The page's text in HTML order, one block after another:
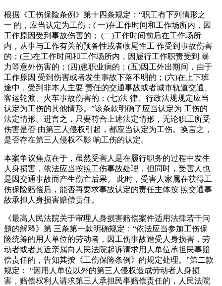
根据《工伤保险条例》第十四条规定：“职工有下列情形之
一 的，应当认定为工伤：( 一)在工作时间和工作场所内，因
工作原因受到事故伤害的； (二)工作时间前后在工作场所
内，从事与工作有关的预备性或者收尾性工 作受到事故伤害
的；(三)在工作时间和工作场所内，因履行工作职责受到 暴
力等意外伤害的；(四)患职业病的；(五)因工外出期间，由于
工作原因 受到伤害或者发生事故下落不明的；(六)在上下班
途中，受到非本人主要 责任的交通事故或者城市轨道交通、
客运轮渡、火车事故伤害的；(七)法 律、行政法规规定应当
认定为工伤的其他情形。”该条款明确了应当认定为 工伤的
法定情形。进言之，只要符合上述法定情形，无论职工所受
伤害是否 由第三人侵权引起，都应当认定为工伤。换言之，
是否存在第三人侵权不影 响工伤的认定。
本案争议焦点在于，虽然受害人是在履行职务的过程中发生
人身损害，依法应当按照工伤事故处理，但同时，受害人也
是因交通事故而产生伤亡后果。 此时，受害人家属在获得工
伤保险赔偿后，能否再要求事故认定的责任主体按 照交通事
故承担人身损害赔偿责任。
《最高人民法院关于审理人身损害赔偿案件适用法律若干问
题的解释》第 三条第一款明确规定：“依法应当参加工伤保
险统筹的用人单位的劳动者，因工伤事故遭受人身损害，劳
动者或者其近亲属向人民法院起诉请求用人单位承担民事赔
偿责任的，告知其按《工伤保险条例》的规定处理。”第二款
规定： “因用人单位以外的第三人侵权造成劳动者人身损
害，赔偿权利人请求第三人承担民事赔偿责任的，人民法院